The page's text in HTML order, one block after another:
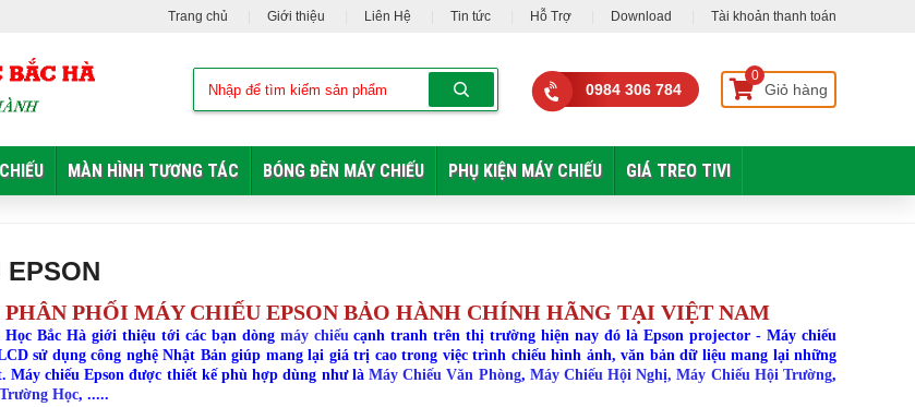
Trang chủ Giới thiệu Liên Hệ Tin tức Hỗ Trợ Download Tài khoản thanh toán
0984 306 784
0
Giỏ hàng
MÀN HÌNH TƯƠNG TÁC BÓNG ĐÈN MÁY CHIẾU PHỤ KIỆN MÁY CHIẾU GIÁ TREO TIVI
EPSON
PHỐI MÁY CHIẾU EPSON BẢO HÀNH CHÍNH HÃNG TẠI VIỆT NAM
Bắc Hà giới thiệu tới các bạn dòng máy chiếucạnh tranh trên thị trường hiện nay đó là Epson projector - Máy chiếu
sử dụng công nghệ Nhật Bản giúp mang lại giá trị cao trong việc trình chiếu hình ảnh, văn bản dữ liệu mang lại những
Máy chiếu Epson được thiết kế phù hợp dùng như là Máy Chiếu Văn Phòng, Máy Chiếu Hội Nghị, Máy Chiếu Hội Trường,
Học, .....